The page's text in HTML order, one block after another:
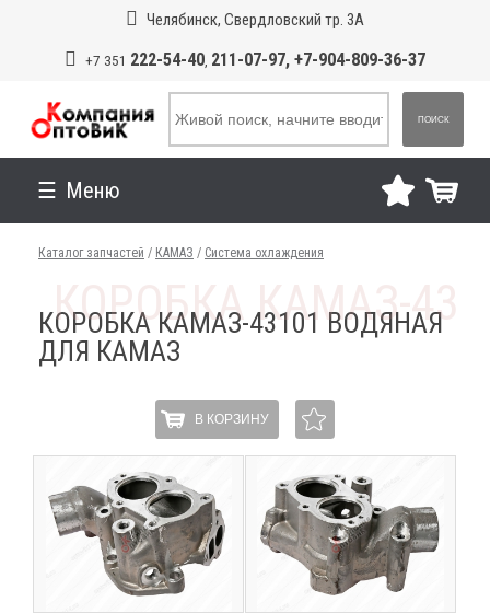
Челябинск, Свердловский тр. 3А
+7 351 222-54-40, 211-07-97, +7-904-809-36-37
ПОИСК
Меню
Каталог запчастей / КАМАЗ / Система охлаждения
КОРОБКА КАМАЗ-43101 ВОДЯНАЯ
ДЛЯ КАМАЗ
В КОРЗИНУ